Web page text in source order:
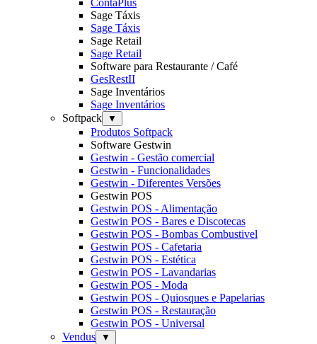
ContaPlus
Sage Táxis
Sage Táxis
Sage Retail
Sage Retail
Software para Restaurante / Café
GesRestII
Sage Inventários
Sage Inventários
Softpack
▼
Produtos Softpack
Software Gestwin
Gestwin - Gestão comercial
Gestwin - Funcionalidades
Gestwin - Diferentes Versões
Gestwin POS
Gestwin POS - Alimentação
Gestwin POS - Bares e Discotecas
Gestwin POS - Bombas Combustivel
Gestwin POS - Cafetaria
Gestwin POS - Estética
Gestwin POS - Lavandarias
Gestwin POS - Moda
Gestwin POS - Quiosques e Papelarias
Gestwin POS - Restauração
Gestwin POS - Universal
Vendus
▼